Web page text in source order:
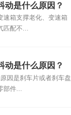
动是什么原因？
速箱支撑老化、变速箱
匹配不...
动是什么原因？
因是刹车片或者刹车盘
件...